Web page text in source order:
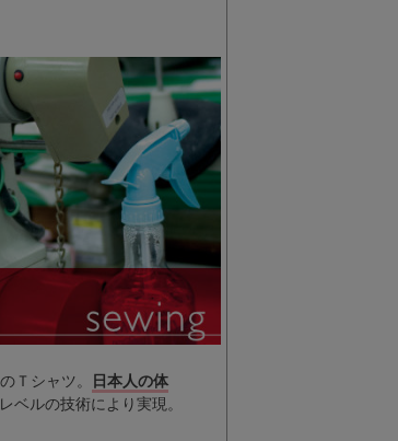
Ｔシャツ。
日本人の体
ベルの技術により実現。